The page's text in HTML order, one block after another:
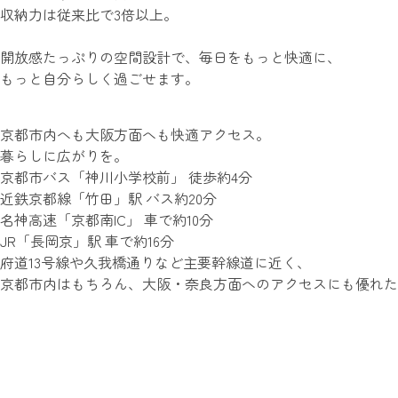
収納力は従来比で3倍以上。
開放感たっぷりの空間設計で、毎日をもっと快適に、
もっと自分らしく過ごせます。
京都市内へも大阪方面へも快適アクセス。
暮らしに広がりを。
京都市バス 「神川小学校前」 徒歩約4分
近鉄京都線 「竹田」 駅 バス約20分
名神高速 「京都南IC」 車で約10分
JR 「長岡京」 駅 車で約16分
府道13号線や久我橋通りなど主要幹線道に近く、
京都市内はもちろん、大阪・奈良方面へのアクセスにも優れ